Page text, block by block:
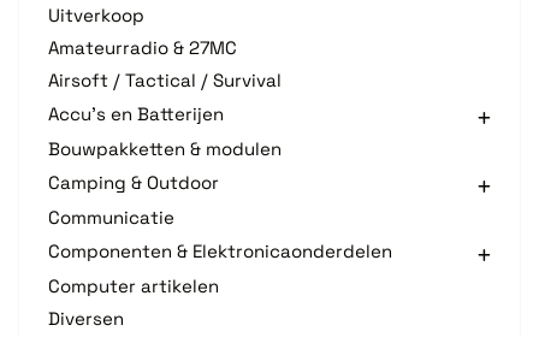
Uitverkoop
Amateurradio & 27MC
Airsoft / Tactical / Survival
Accu's en Batterijen
Bouwpakketten & modulen
Camping & Outdoor
Communicatie
Componenten & Elektronicaonderdelen
Computer artikelen
Diversen